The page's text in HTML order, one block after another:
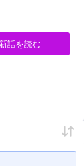
話を読む